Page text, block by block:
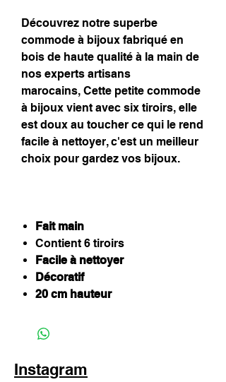
Découvrez notre superbe
commode à bijoux fabriqué en
bois de haute qualité à la main de
nos experts artisans
marocains, Cette petite commode
à bijoux vient avec six tiroirs, elle
est doux au toucher ce qui le rend
facile à nettoyer, c'est un meilleur
choix pour gardez vos bijoux.
Fait main
Contient 6 tiroirs
Facile à nettoyer
Décoratif
20 cm hauteur
Instagram